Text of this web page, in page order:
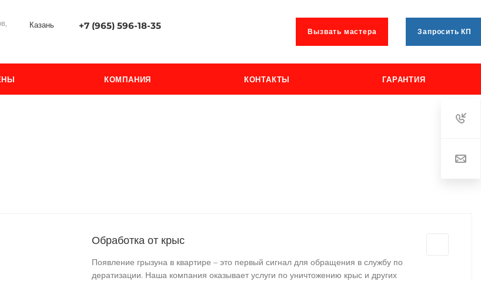
Казань +7 (965) 596-18-35
Вызвать мастера Запросить КП
КОМПАНИЯ КОНТАКТЫ ГАРАНТИЯ
Обработка от крыс
Появление грызуна в квартире – это первый сигнал для обращения в службу по
дератизации. Наша компания оказывает услуги по уничтожению крыс и других